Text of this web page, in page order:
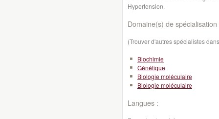
Hypertension.
Domaine(s) de spécialisation
(Trouver d'autres spécialistes
Biochimie
Génétique
Biologie moléculaire
Biologie moléculaire
Langues :